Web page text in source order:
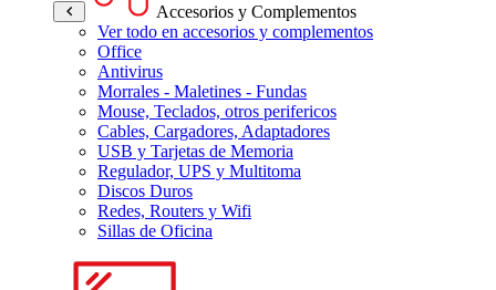
Accesorios y Complementos
Ver todo en accesorios y complementos
Office
Antivirus
Morrales - Maletines - Fundas
Mouse, Teclados, otros perifericos
Cables, Cargadores, Adaptadores
USB y Tarjetas de Memoria
Regulador, UPS y Multitoma
Discos Duros
Redes, Routers y Wifi
Sillas de Oficina